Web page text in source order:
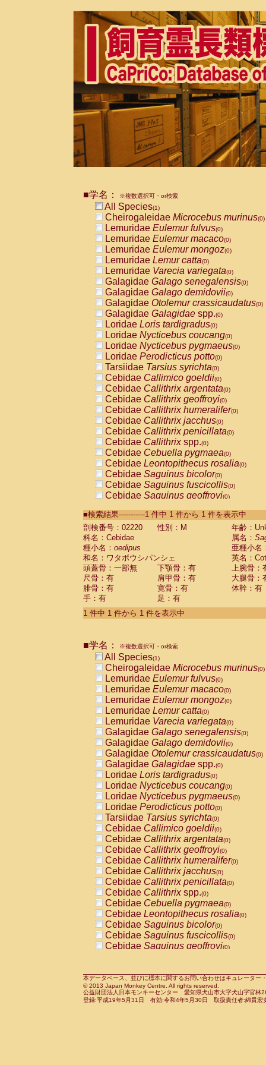
■学名： ※複数選択可・or検索
All Species(1)
Cheirogaleidae Microcebus murinus(0)
Lemuridae Eulemur fulvus(0)
Lemuridae Eulemur macaco(0)
Lemuridae Eulemur mongoz(0)
Lemuridae Lemur catta(0)
Lemuridae Varecia variegata(0)
Galagidae Galago senegalensis(0)
Galagidae Galago demidovii(0)
Galagidae Otolemur crassicaudatus(0)
Galagidae Galagidae spp.(0)
Loridae Loris tardigradus(0)
Loridae Nycticebus coucang(0)
Loridae Nycticebus pygmaeus(0)
Loridae Perodicticus potto(0)
Tarsiidae Tarsius syrichta(0)
Cebidae Callimico goeldii(0)
Cebidae Callithrix argentata(0)
Cebidae Callithrix geoffroyi(0)
Cebidae Callithrix humeralifer(0)
Cebidae Callithrix jacchus(0)
Cebidae Callithrix penicillata(0)
Cebidae Callithrixspp.(0)
Cebidae Cebuella pygmaea(0)
Cebidae Leontopithecus rosalia(0)
Cebidae Saguinus bicolor(0)
Cebidae Saguinus fuscicollis(0)
Cebidae Saguinus geoffroyi(0)
CebidaeSaguinus labiatus(0)
Cebidae Saguinus leucopus (0)
Cebidae
Cebidae
CebidaeSaguinus nigricollis (0)
Cebidae Saguinus oedipus
Cebidae Saguinus weddelli
Cebidae Saguinusspp.
Cebidae Aotus trivirgatus
Cebidae Cebus albifrons
CebidaeCebus nigrivittatus
CebidaeCebus
CebidaeSaimiri boliviensis(0)
CebidaeSaimiri sciureus(0)
AtelidaeAlouatta caraya(0)
AtelidaeAlouatta fusca(0)
AtelidaeAlouatta seniculus
AtelidaeAlouattaspp.(0)
AtelidaeAteles belzebuth(0)
AtelidaeAteles geoffroyi(0)
AtelidaeAteles paniscus(0)
AtelidaeAtelesspp.(0)
Atelidae Lagothrix lagothricha
AtelidaeLagothrix lagothricha cana
PitheciidaeCacajao calvus
PitheciidaeCallicebus cupreus
PitheciidaeCallicebus donacophilus
PitheciidaeCallicebus moloch
PitheciidaeCallicebus torquatus
PitheciidaeCallicebusspp.(0)
PitheciidaeChiropotes satanas(0)
PitheciidaePithecia monachus
PitheciidaePithecia pithecia(0)
CercopithecidaeCercocebus agilis
CercopithecidaeCercocebus
CercopithecidaeCercocebus
CercopithecidaeCercocebus
CercopithecidaeCercocebus
CercopithecidaeCercocebushybrid
CercopithecidaePapio anubis(0)
CercopithecidaePapio cynocephalus
CercopithecidaePapio hamadryas(0)
■検索結果-----------1 件中 1 件から 1 件を表示中
剖検番号：02220
性別：M
年齢：
科名：Cebidae
属名：
種小名： oedipus
亜種小名
和名：ワタボウシパンシェ
英名：
頭蓋骨：一部無
下顎骨：有
上腕骨：
尺骨：有
肩甲骨：有
大腿骨：
腓骨：有
寛骨：有
体幹：有
手：有
足：有
1 件中 1 件から 1 件を表示中
■学名： ※複数選択可・or検索
All Species(1)
Cheirogaleidae Microcebus murinus(0)
Lemuridae Eulemur fulvus(0)
Lemuridae Eulemur macaco(0)
Lemuridae Eulemur mongoz(0)
Lemuridae Lemur catta(0)
Lemuridae Varecia variegata(0)
Galagidae Galago senegalensis(0)
Galagidae Galago demidovii(0)
Galagidae Otolemur crassicaudatus(0)
Galagidae Galagidae spp.(0)
Loridae Loris tardigradus(0)
Loridae Nycticebus coucang(0)
Loridae Nycticebus pygmaeus(0)
Loridae Perodicticus potto(0)
Tarsiidae Tarsius syrichta(0)
Cebidae Callimico goeldii(0)
Cebidae Callithrix argentata(0)
Cebidae Callithrix geoffroyi(0)
Cebidae Callithrix humeralifer(0)
Cebidae Callithrix jacchus(0)
Cebidae Callithrix penicillata(0)
Cebidae Callithrixspp.(0)
Cebidae Cebuella pygmaea(0)
Cebidae Leontopithecus rosalia(0)
Cebidae Saguinus bicolor(0)
Cebidae Saguinus fuscicollis(0)
Cebidae Saguinus geoffroyi(0)
CebidaeSaguinus leucopus(0)
CebidaeSaguinus midas(0)
Cebidae Saguinus mystax(0)
本データベース、並びに標本に関するお問い合わせはキュレータ
© 2013 Japan Monkey Centre. All rights reserved.
公益財団法人日本モンキーセンター 愛知県犬山市大字犬山字官
登録:平成19年5月31日 有効:令和4年5月30日 取扱責任者:綿貫宏